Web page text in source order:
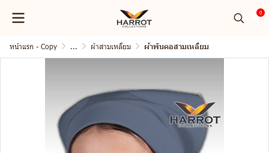
0
หน้าแรก - Copy ... ผ้าสามเหลี่ยม ผ้าพันคอสามเหลี่ยม